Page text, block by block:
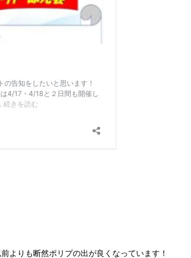
よりも断然ポリプの出が良くなっています！